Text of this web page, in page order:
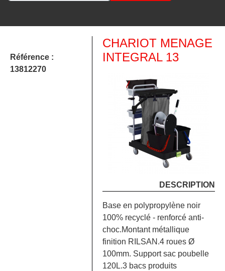
Référence :
13812270
CHARIOT MENAGE
INTEGRAL 13
DESCRIPTION
Base en polypropylène noir
100% recyclé - renforcé anti-
choc.Montant métallique
finition RILSAN.4 roues Ø
100mm. Support sac poubelle
120L.3 bacs produits